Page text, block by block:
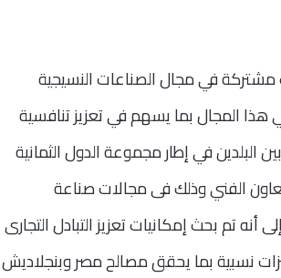
في مجال الصناعات النسيجية
هذا المجال بما يسهم في تعزيز تنافسية
البلدين في إطار مجموعة الدول الثمانية
الفني وذلك فى مجالات صناعة
أنه تم بحث إمكانيات تعزيز التبادل التجارى
نسبية بما يحقق مصالح مصر وبنجلاديش